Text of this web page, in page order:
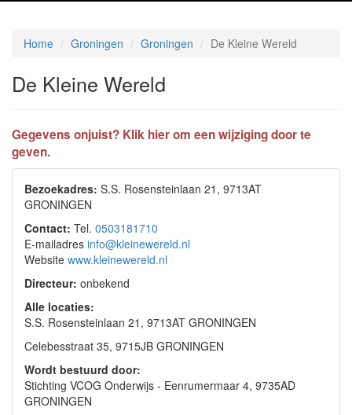
Home Groningen Groningen De Kleine Wereld
De Kleine Wereld
Gegevens onjuist? Klik hier om een wijziging door te
geven.
Bezoekadres: S.S. Rosensteinlaan 21, 9713AT
GRONINGEN
Contact: Tel. 0503181710
E-mailadres info@kleinewereld.nl
Website www.kleinewereld.nl
Directeur: onbekend
Alle locaties:
S.S. Rosensteinlaan 21, 9713AT GRONINGEN
Celebesstraat 35, 9715JB GRONINGEN
Wordt bestuurd door:
Stichting VCOG Onderwijs - Eenrumermaar 4, 9735AD
GRONINGEN